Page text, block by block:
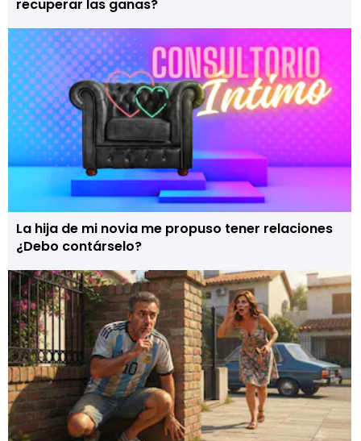
recuperar las ganas?
La hija de mi novia me propuso tener relaciones
¿Debo contárselo?